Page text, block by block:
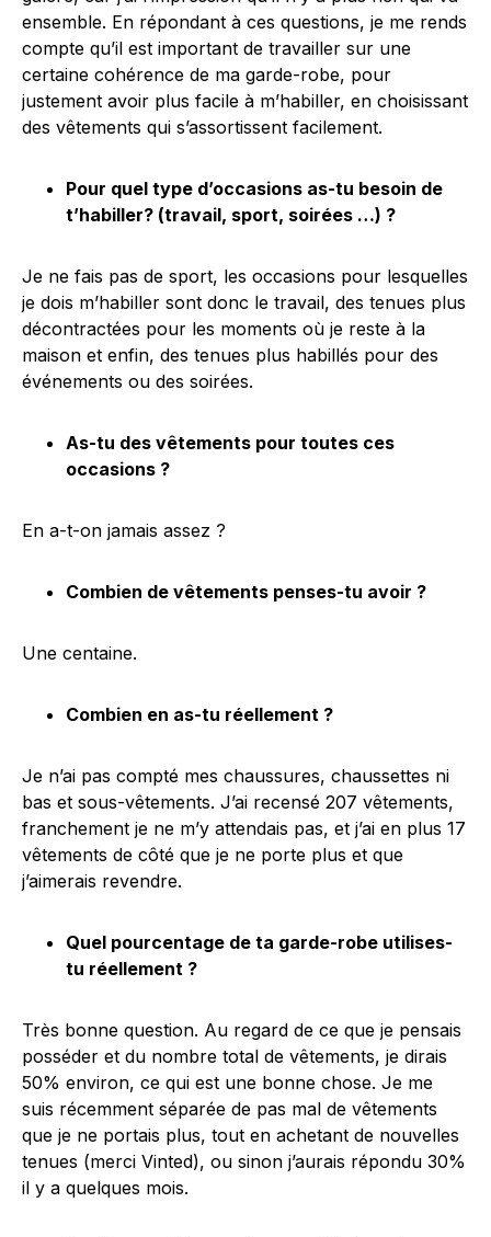
ensemble. En répondant à ces questions, je me rends
compte qu’il est important de travailler sur une
certaine cohérence de ma garde-robe, pour
justement avoir plus facile à m’habiller, en choisissant
des vêtements qui s’assortissent facilement.
Pour quel type d’occasions as-tu besoin de
t’habiller? (travail, sport, soirées …) ?
Je ne fais pas de sport, les occasions pour lesquelles
je dois m’habiller sont donc le travail, des tenues plus
décontractées pour les moments où je reste à la
maison et enfin, des tenues plus habillés pour des
événements ou des soirées.
As-tu des vêtements pour toutes ces
occasions ?
En a-t-on jamais assez ?
Combien de vêtements penses-tu avoir ?
Une centaine.
Combien en as-tu réellement ?
Je n’ai pas compté mes chaussures, chaussettes ni
bas et sous-vêtements. J’ai recensé 207 vêtements,
franchement je ne m’y attendais pas, et j’ai en plus 17
vêtements de côté que je ne porte plus et que
j’aimerais revendre.
Quel pourcentage de ta garde-robe utilises-
tu réellement ?
Très bonne question. Au regard de ce que je pensais
posséder et du nombre total de vêtements, je dirais
50% environ, ce qui est une bonne chose. Je me
suis récemment séparée de pas mal de vêtements
que je ne portais plus, tout en achetant de nouvelles
tenues (merci Vinted), ou sinon j’aurais répondu 30%
il y a quelques mois.